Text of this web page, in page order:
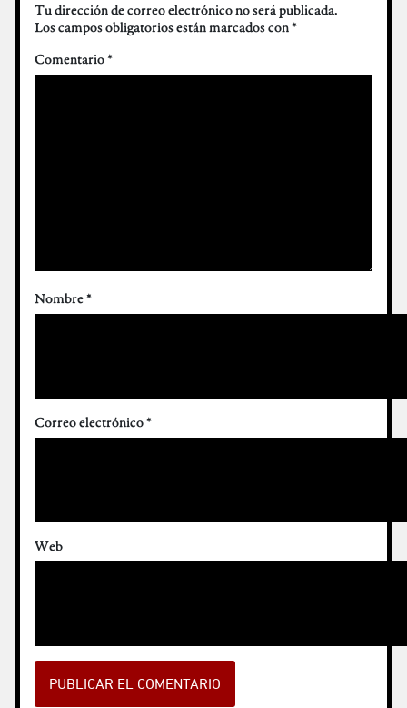
Tu dirección de correo electrónico no será publicada.
Los campos obligatorios están marcados con*
Comentario*
Nombre*
Correo electrónico*
Web